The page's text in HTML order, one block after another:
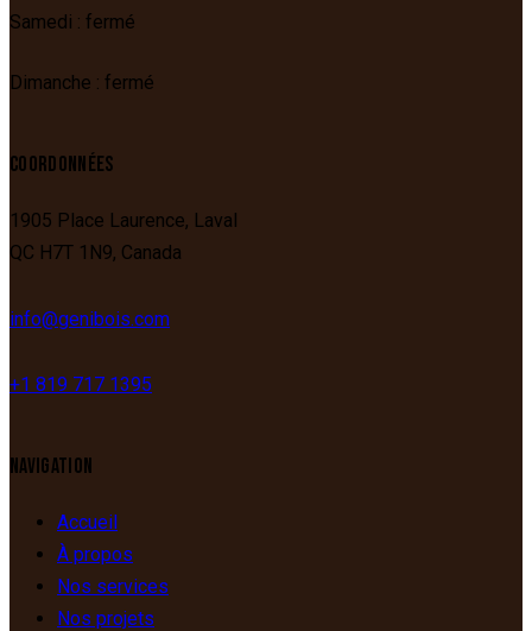
Samedi : fermé
Dimanche : fermé
COORDONNÉES
1905 Place Laurence, Laval
QC H7T 1N9, Canada
info@genibois.com
+1 819 717 1395
NAVIGATION
Accueil
À propos
Nos services
Nos projets